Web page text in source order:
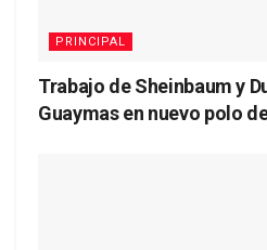
PRINCIPAL
Trabajo de Sheinbaum y
Guaymas en nuevo polo